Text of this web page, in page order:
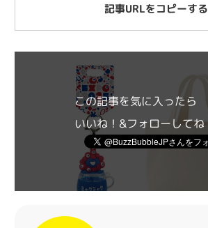
記事URLをコピーする
この記事を気に入ったら
いいね！&フォローしてね